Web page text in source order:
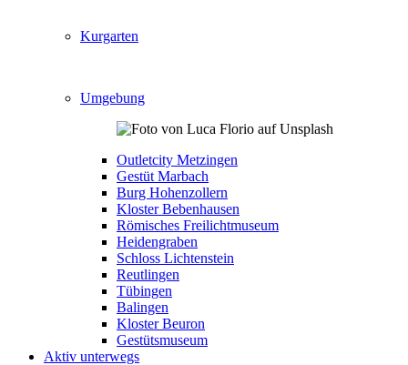
Kurgarten
Umgebung
Outletcity Metzingen
Gestüt Marbach
Burg Hohenzollern
Kloster Bebenhausen
Römisches Freilichtmuseum
Heidengraben
Schloss Lichtenstein
Reutlingen
Tübingen
Balingen
Kloster Beuron
Gestütsmuseum
Aktiv unterwegs